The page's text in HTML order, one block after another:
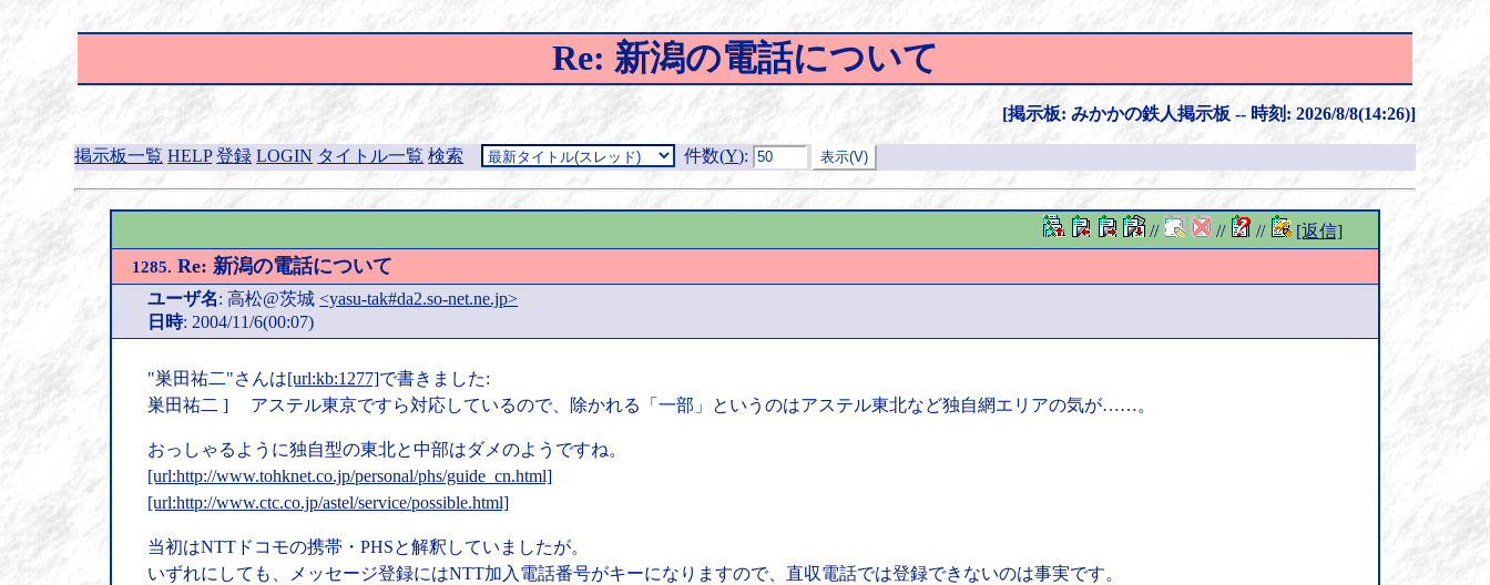
Re: 新潟の電話について
[掲示板: みかかの鉄人掲示板 -- 時刻: 2026/8/8(14:26)]
掲示板一覧 HELP 登録 LOGIN タイトル一覧 検索 件数(Y):
// // // [返信]
1285. Re: 新潟の電話について
ユーザ名: 高松@茨城 <yasu-tak#da2.so-net.ne.jp>
日時: 2004/11/6(00:07)
"巣田祐二"さんは[url:kb:1277]で書きました:
巣田祐二 ] アステル東京ですら対応しているので、除かれる「一部」というのはアステル東北など独自網エリアの気が……。
おっしゃるように独自型の東北と中部はダメのようですね。
[url:http://www.tohknet.co.jp/personal/phs/guide_cn.html]
[url:http://www.ctc.co.jp/astel/service/possible.html]
当初はNTTドコモの携帯・PHSと解釈していましたが。
いずれにしても、メッセージ登録にはNTT加入電話番号がキーになりますので、直収電話では登録できないのは事実です。